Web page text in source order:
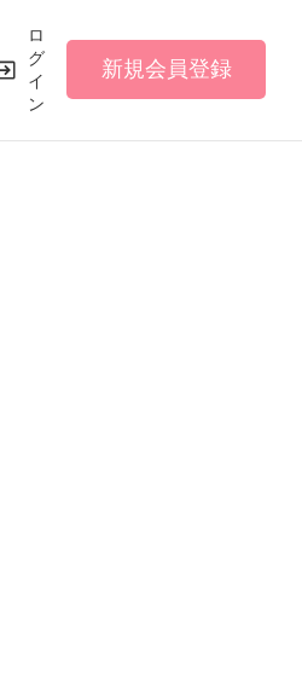
ロ
グ
イ
ン
新規会員登録